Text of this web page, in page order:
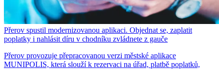
Přerov spustil modernizovanou aplikaci. Objednat se, zaplatit
poplatky i nahlásit díru v chodníku zvládnete z gauče
Přerov provozuje přepracovanou verzi městské aplikace
MUNIPOLIS, která slouží k rezervaci na úřad, platbě poplatků,